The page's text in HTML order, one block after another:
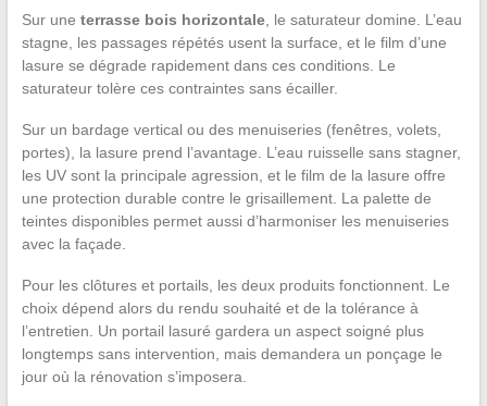
Sur une terrasse bois horizontale, le saturateur domine. L’eau
stagne, les passages répétés usent la surface, et le film d’une
lasure se dégrade rapidement dans ces conditions. Le
saturateur tolère ces contraintes sans écailler.
Sur un bardage vertical ou des menuiseries (fenêtres, volets,
portes), la lasure prend l’avantage. L’eau ruisselle sans stagner,
les UV sont la principale agression, et le film de la lasure offre
une protection durable contre le grisaillement. La palette de
teintes disponibles permet aussi d’harmoniser les menuiseries
avec la façade.
Pour les clôtures et portails, les deux produits fonctionnent. Le
choix dépend alors du rendu souhaité et de la tolérance à
l’entretien. Un portail lasuré gardera un aspect soigné plus
longtemps sans intervention, mais demandera un ponçage le
jour où la rénovation s’imposera.